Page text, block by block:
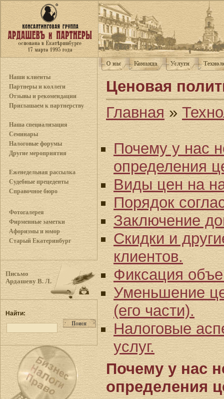
Наши клиенты
Партнеры и коллеги
Отзывы и рекомендации
Приглашаем к партнерству
Наша специализация
Семинары
Налоговые форумы
Другие мероприятия
Еженедельная рассылка
Судебные прецеденты
Справочное бюро
Фотогалерея
Фирменные заметки
Афоризмы и юмор
Старый Екатеринбург
Письмо
Ардашеву В. Л.
Найти:
Ценовая
Главная»
Почему у нас
определения
Виды цен на
Порядок
Заключение
Скидки и
клиентов.
Фиксация
Уменьшение
(его части).
Налоговые
услуг.
Почему у нас
определения